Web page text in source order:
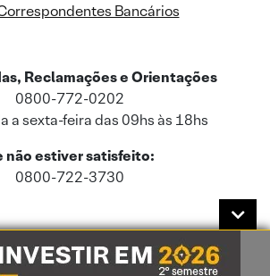
Bancários
Reclamações e Orientações
0800-772-0202
a sexta-feira das 09hs às 18hs
não estiver satisfeito:
0800-722-3730
dados pessoais de acordo com a nossaPolítica de
e a nossaPolítica de Privacidade.